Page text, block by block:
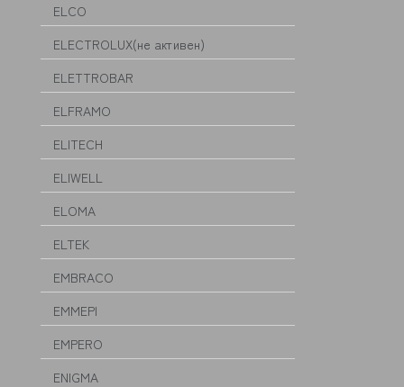
ELCO
ELECTROLUX(не активен)
ELETTROBAR
ELFRAMO
ELITECH
ELIWELL
ELOMA
ELTEK
EMBRACO
EMMEPI
EMPERO
ENIGMA